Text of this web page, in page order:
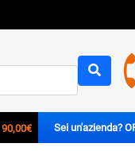
90,00€